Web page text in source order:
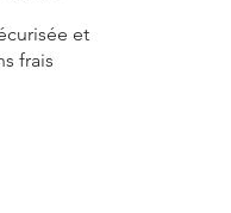
et
frais